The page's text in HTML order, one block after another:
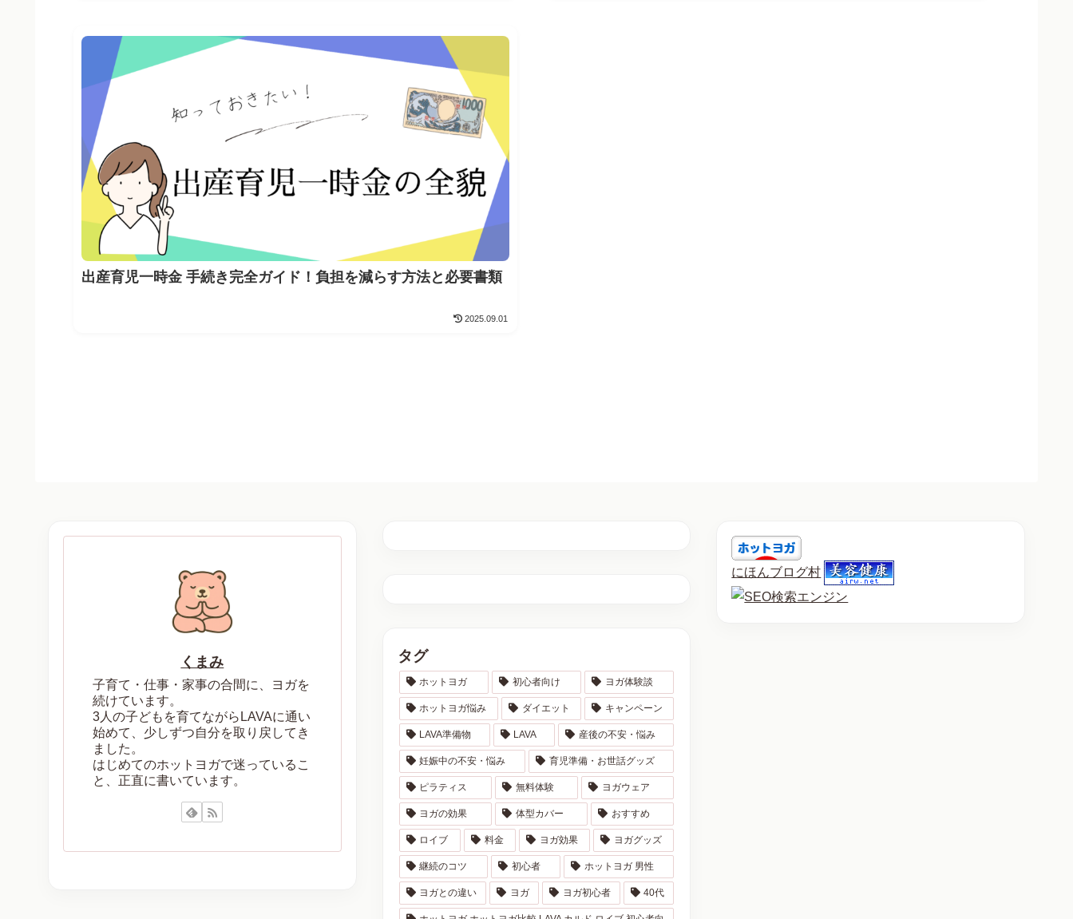
出産育児一時金 手続き完全ガイド！負担を減らす方法と必要書類
2025.09.01
くまみ
子育て・仕事・家事の合間に、ヨガを
続けています。
3人の子どもを育てながらLAVAに通い
始めて、少しずつ自分を取り戻してき
ました。
はじめてのホットヨガで迷っているこ
と、正直に書いています。
タグ
ホットヨガ 初心者向け ヨガ体験談
ホットヨガ悩み ダイエット キャンペーン
LAVA準備物 LAVA 産後の不安・悩み
妊娠中の不安・悩み 育児準備・お世話グッズ
ピラティス 無料体験 ヨガウェア
ヨガの効果 体型カバー おすすめ
ロイブ 料金 ヨガ効果 ヨガグッズ
継続のコツ 初心者 ホットヨガ 男性
ヨガとの違い ヨガ ヨガ初心者 40代
にほんブログ村